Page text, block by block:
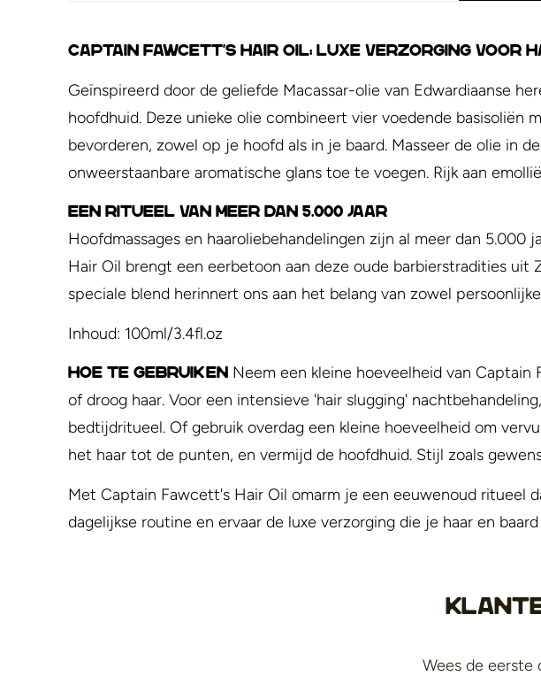
Captain Fawcett's Hair Oil: Luxe Verzorging voor
Geïnspireerd door de geliefde Macassar-olie van Edwardiaanse
hoofdhuid. Deze unieke olie combineert vier voedende
bevorderen, zowel op je hoofd als in je baard. Masseer de olie in
onweerstaanbare aromatische glans toe te voegen. Rijk aan
Een Ritueel van Meer dan 5.000 Jaar
Hoofdmassages en haaroliebehandelingen zijn al meer dan
Hair Oil brengt een eerbetoon aan deze oude barbierstradities
speciale blend herinnert ons aan het belang van zowel
Inhoud: 100ml/3.4fl.oz
Hoe te Gebruiken Neem een kleine hoeveelheid van
of droog haar. Voor een intensieve 'hair slugging'
bedtijdritueel. Of gebruik overdag een kleine hoeveelheid om
het haar tot de punten, en vermijd de hoofdhuid. Stijl zoals
Met Captain Fawcett's Hair Oil omarm je een eeuwenoud ritueel
dagelijkse routine en ervaar de luxe verzorging die je haar en
Wees de eerste